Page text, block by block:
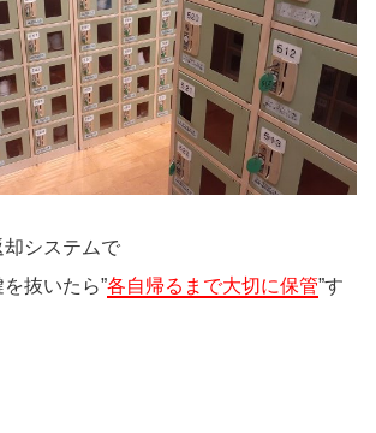
システムで
抜いたら”各自帰るまで大切に保管”す